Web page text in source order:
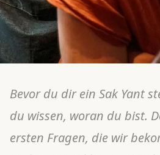
Bevor du dir ein Sak Yant
du wissen, woran du bist.
ersten Fragen, die wir